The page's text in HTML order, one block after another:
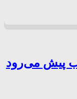
پیش می‌رود